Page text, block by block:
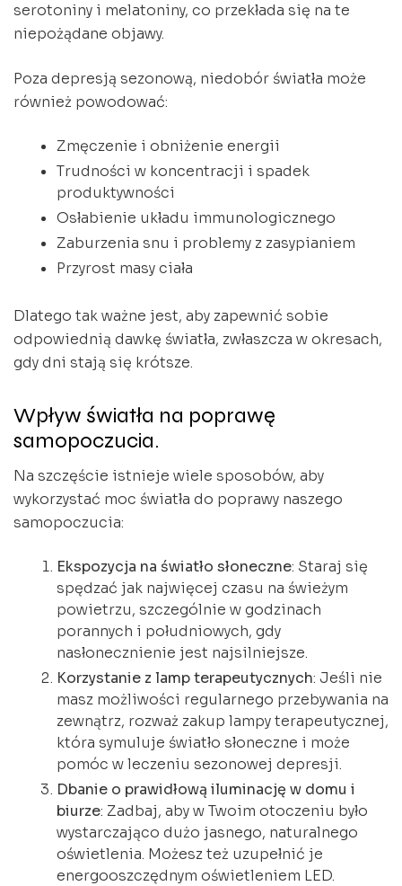
serotoniny i melatoniny, co przekłada się na te
niepożądane objawy.
Poza depresją sezonową, niedobór światła może
również powodować:
Zmęczenie i obniżenie energii
Trudności w koncentracji i spadek
produktywności
Osłabienie układu immunologicznego
Zaburzenia snu i problemy z zasypianiem
Przyrost masy ciała
Dlatego tak ważne jest, aby zapewnić sobie
odpowiednią dawkę światła, zwłaszcza w okresach,
gdy dni stają się krótsze.
Wpływ światła na poprawę
samopoczucia.
Na szczęście istnieje wiele sposobów, aby
wykorzystać moc światła do poprawy naszego
samopoczucia:
Ekspozycja na światło słoneczne: Staraj się
spędzać jak najwięcej czasu na świeżym
powietrzu, szczególnie w godzinach
porannych i południowych, gdy
nasłonecznienie jest najsilniejsze.
Korzystanie z lamp terapeutycznych: Jeśli nie
masz możliwości regularnego przebywania na
zewnątrz, rozważ zakup lampy terapeutycznej,
która symuluje światło słoneczne i może
pomóc w leczeniu sezonowej depresji.
Dbanie o prawidłową iluminację w domu i
biurze: Zadbaj, aby w Twoim otoczeniu było
wystarczająco dużo jasnego, naturalnego
oświetlenia. Możesz też uzupełnić je
energooszczędnym oświetleniem LED.